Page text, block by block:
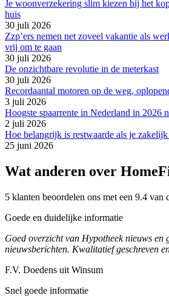
Je woonverzekering slim kiezen bij het
huis
30 juli 2026
Zzp’ers nemen net zoveel vakantie als
vrij om te gaan
30 juli 2026
De onzichtbare revolutie in de meterkast
30 juli 2026
Recordaantal motoren op de weg,
3 juli 2026
Hoogste spaarrente in Nederland in 2026
2 juli 2026
Hoe belangrijk is restwaarde als je
25 juni 2026
Wat anderen over
5 klanten beoordelen ons met een 9.4 van
Goede en duidelijke informatie
Goed overzicht van Hypotheek nieuws en
nieuwsberichten. Kwalitatief geschreven
F.V. Doedens uit Winsum
Snel goede informatie